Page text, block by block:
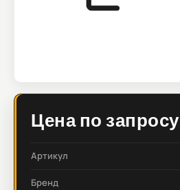
Цена по запросу
Артикул
Бренд